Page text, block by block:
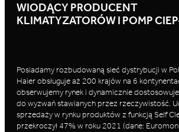
WIODĄCY PRODUCENT
KLIMATYZATORÓW I POMP
Posiadamy rozbudowaną sieć dystrybucji w
Haier obsługuje aż 200 krajów na 6
obserwujemy rynek i dynamicznie
do wyzwań stawianych przez rzeczywistość.
sprzedaży w rynku produktów z funkcją Self
przekroczył 47% w roku 2021 (dane: